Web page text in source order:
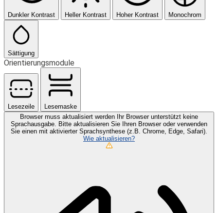
Dunkler Kontrast Heller Kontrast Hoher Kontrast Monochrom
Sättigung
Orientierungsmodule
Lesezeile
Lesemaske
Browser muss aktualisiert werden Ihr Browser unterstützt keine
Sprachausgabe. Bitte aktualisieren Sie Ihren Browser oder verwenden
Sie einen mit aktivierter Sprachsynthese (z.B. Chrome, Edge, Safari).
Wie aktualisieren?